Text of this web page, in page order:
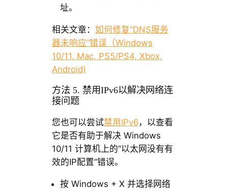
址。
相关文章： 如何修复“DNS服务
器未响应”错误（Windows
10/11, Mac, PS5/PS4, Xbox,
Android)
方法 5. 禁用IPv6以解决网络连
接问题
您也可以尝试禁用IPv6，以查看
它是否有助于解决 Windows
10/11 计算机上的“以太网没有有
效的IP配置”错误。
按 Windows + X 并选择网络